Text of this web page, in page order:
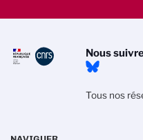
Nous
Tous nos